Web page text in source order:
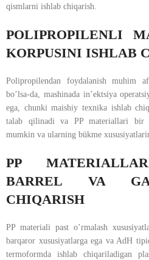
qismlarni ishlab chiqarish.
POLIPROPILENLI
KORPUSINI ISHLAB
Polipropilendan foydalanish muhim
bo’lsa-da, mashinada in’ektsiya
ega, chunki maishiy texnika ishlab
talab qilinadi va PP materiallari bir
mumkin va ularning bükme
PP
BARREL VA
CHIQARISH
PP materiali past o’rmalash
barqaror xususiyatlarga ega va AdH
termoformda ishlab chiqariladigan